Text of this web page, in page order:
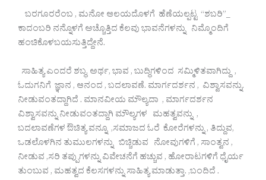
ಬರಗೂರರೆಂಬ , ಮನೋ ಆಲಯದೊಳಗೆ ಹೆಣೆಯಲ್ಪಟ್ಟ “ಶಬರಿ”_
ಕಾದಂಬರಿ ನನ್ನೊಳಗೆ ಅಚ್ಚೊತ್ತಿದ ಕೆಲವು ಭಾವನೆಗಳನ್ನು ನಿಮ್ಮೊಂದಿಗೆ
ಹಂಚಿಕೊಳಬಯಸುತ್ತಿದ್ದೇನೆ.
ಸಾಹಿತ್ಯ ಎಂದರೆ ಶಬ್ಧ, ಅರ್ಥ, ಭಾವ , ಬುದ್ಧಿಗಳಿಂದ ಸಮ್ಮಿಳಿತವಾಗಿದ್ದು ,
ಓದುಗನಿಗೆ ಜ್ಞಾನ , ಆನಂದ , ಬದಲಾವಣೆ. ಮಾರ್ಗದರ್ಶನ , ವಿಶ್ವಾಸವನ್ನು.
ನೀಡುವಂತದ್ದಾಗಿದೆ . ಮಾನವೀಯ ಮೌಲ್ಯದಾ , ಮಾರ್ಗದರ್ಶನ
ವಿಶ್ವಾಸವನ್ನು ನೀಡುವಂತದ್ದಾಗಿ ಮೌಲ್ಯಗಳ ಮಹತ್ವವನ್ನು ,
ಬದಲಾವಣೆಗಳ ಔಚಿತ್ಯ ವನ್ನೂ ,ಸಮಾಜದ ಓರೆ ಕೋರೆಗಳನ್ನು , ತಿದ್ದುವ,
ಒಡಲೊಳಗಿನ ತುಮುಲಗಳನ್ನು ಬಿಚ್ಚಿಡುವ ನೋವುಗಳಿಗೆ , ಸಾಂತ್ವನ ,
ನೀಡುವ ,ಸರಿ ತಪ್ಪುಗಳನ್ನು ವಿವೇಚನೆಗೆ ಹಚ್ಚುವ , ಹೋರಾಟಗಳಿಗೆ ಧೈರ್ಯ
ತುಂಬುವ , ಮಹತ್ವದ ಕೆಲಸಗಳನ್ನು ಸಾಹಿತ್ಯ ಮಾಡುತ್ತಾ. ,ಬಂದಿದೆ .